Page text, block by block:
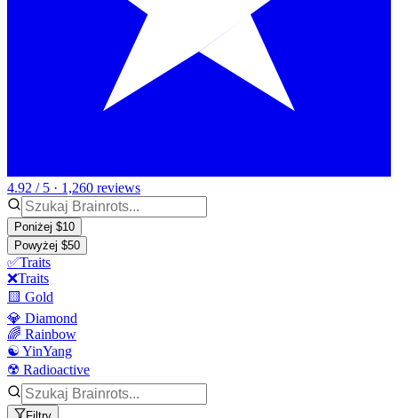
4.92 / 5 · 1,260 reviews
Poniżej $10
Powyżej $50
✅Traits
❌Traits
🟨 Gold
💎 Diamond
🌈 Rainbow
☯️ YinYang
☢️ Radioactive